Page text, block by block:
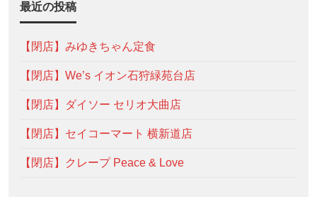
最近の投稿
【閉店】みゆきちゃん定食
【閉店】We’s イオン石狩緑苑台店
【閉店】ダイソー セリオ大曲店
【閉店】セイコーマート 横新道店
【閉店】クレープ Peace & Love